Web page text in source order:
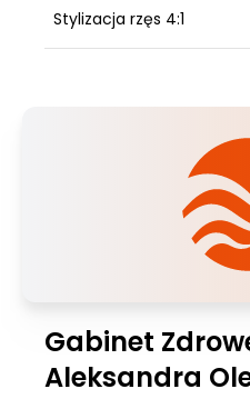
Stylizacja rzęs 4:1
Gabinet
Aleksandra